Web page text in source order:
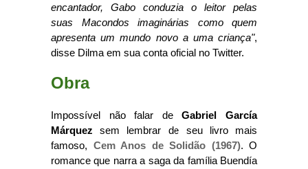
encantador, Gabo conduzia o leitor pelas
suas Macondos imaginárias como quem
apresenta um mundo novo a uma criança",
disse Dilma em sua conta oficial no Twitter.
Obra
Impossível não falar deGabriel García
Márquez sem lembrar de seu livro mais
famoso, Cem Anos de Solidão (1967). O
romance que narra a saga da família Buendía